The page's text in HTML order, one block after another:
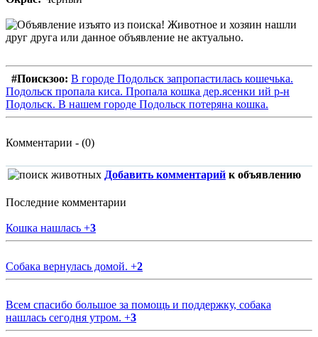
#Поискзоо: В городе Подольск запропастилась кошечька.
Подольск пропала киса. Пропала кошка дер.ясенки ий р-н
Подольск. В нашем городе Подольск потеряна кошка.
Комментарии - (0)
Добавить комментарий к объявлению
Последние комментарии
Кошка нашлась +3
Собака вернулась домой. +2
Всем спасибо большое за помощь и поддержку, собака
нашлась сегодня утром. +3